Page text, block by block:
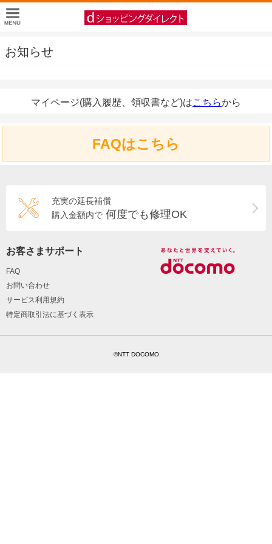
お知らせ
マイページ(購入履歴、領収書など)はこちらから
FAQはこちら
充実の延長補償
購入金額内で 何度でも修理OK
お客さまサポート
FAQ
お問い合わせ
サービス利用規約
特定商取引法に基づく表示
©NTT DOCOMO